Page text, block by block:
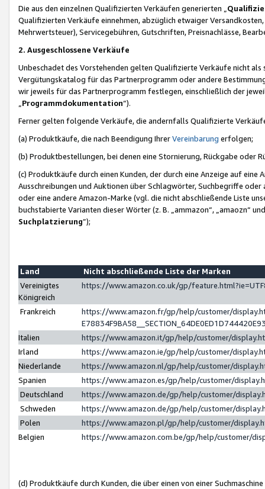
Die aus den einzelnen Qualifizierten Verkäufen generierten „
Qualifizierten Verkäufe einnehmen, abzüglich etwaiger
Mehrwertsteuer), Servicegebühren, Gutschriften, Preisnachlässe,
2. Ausgeschlossene Verkäufe
Unbeschadet des Vorstehenden gelten Qualifizierte Verkäufe nicht
Vergütungskatalog für das Partnerprogramm oder andere
wir jeweils für das Partnerprogramm festlegen, einschließlich der
Programmdokumentation“).
Ferner gelten folgende Verkäufe, die andernfalls Qualifizierte
(a) Produktkäufe, die nach Beendigung IhrerVereinbarung erfolgen;
(b) Produktbestellungen, bei denen eine Stornierung, Rückgabe oder
(c) Produktkäufe durch einen Kunden, der durch eine Anzeige auf
Ausschreibungen und Auktionen über Schlagwörter, Suchbegriffe
oder eine andere Amazon-Marke (vgl. die nicht abschließende Liste
buchstabierte Varianten dieser Wörter (z. B. „ammazon“, „amaozn“
Suchplatzierung”);
Land
Nicht abschließende Liste der Marken
Vereinigtes
Königreich
https://www.amazon.co.uk/gp/
Frankreich
https://www.amazon.fr/gp/help/customer/
Italien
https://www.amazon.it/gp/help/customer/
Irland
https://www.amazon.ie/gp/help/customer/
Niederlande
https://www.amazon.nl/gp/help/customer/
Spanien
https://www.amazon.es/gp/help/customer/
Deutschland
https://www.amazon.de/gp/help/customer/
Schweden
https://www.amazon.de/gp/help/customer/
Polen
https://www.amazon.pl/gp/help/customer/
Belgien
https://www.amazon.com.be/gp/help/customer/
(d) Produktkäufe durch Kunden, die über einen von einer